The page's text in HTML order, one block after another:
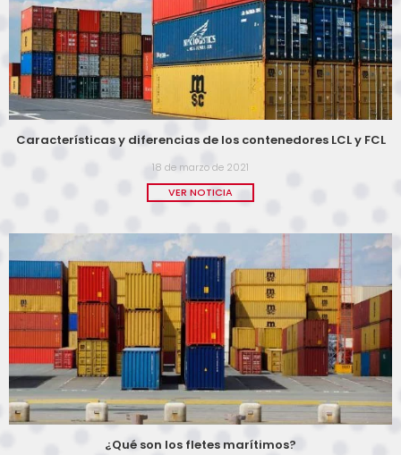
Características y diferencias de los contenedores LCL y FCL
18 de marzo de 2021
VER NOTICIA
¿Qué son los fletes marítimos?